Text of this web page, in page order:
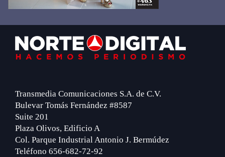
Footer
Transmedia Comunicaciones S.A. de C.V.
Bulevar Tomás Fernández #8587
Suite 201
Plaza Olivos, Edificio A
Col. Parque Industrial Antonio J. Bermúdez
Teléfono 656-682-72-92